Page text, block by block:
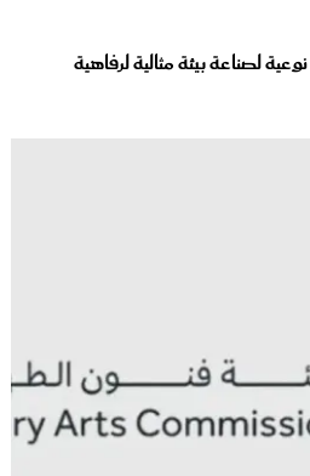
لصناعة بيئة مثالية لرفاهية